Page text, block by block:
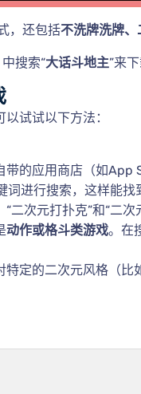
，还包括不洗牌洗牌
中搜索“大话斗地主”来
试试以下方法：
带的应用商店（如App
词进行搜索，这样能找
“二次元打扑克”和“二
动作或格斗类游戏。在
定的二次元风格（